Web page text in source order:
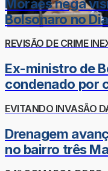
Moraes nega
Bolsonaro no
REVISÃO DE CRIME
Ex-ministro de
condenado por
EVITANDO INVASÃO
Drenagem
no bairro três